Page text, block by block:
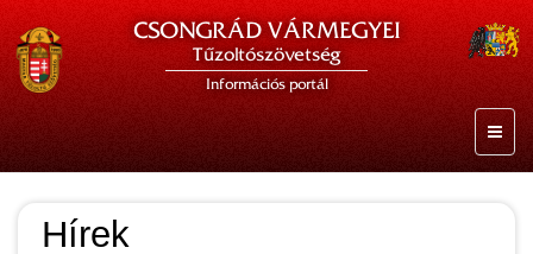
CSONGRÁD VÁRMEGYEI
Tűzoltószövetség
Információs portál
Hírek